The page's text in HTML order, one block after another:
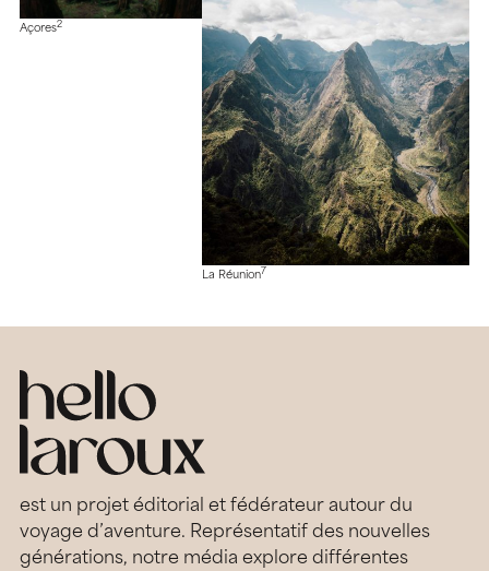
Açores2
La Réunion7
est un projet éditorial et fédérateur autour du
voyage d’aventure. Représentatif des nouvelles
générations, notre média explore différentes